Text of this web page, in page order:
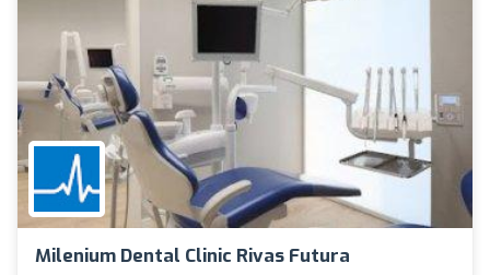
Milenium Dental Clinic Rivas Futura